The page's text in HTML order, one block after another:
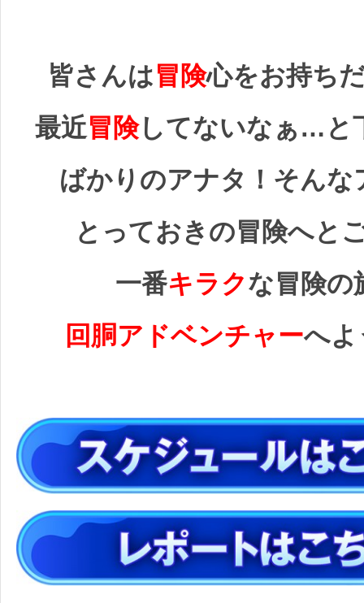
皆さんは冒険心をお持ち
最近冒険してないなぁ…と
ばかりのアナタ！そんな
とっておきの冒険へと
一番キラクな冒険の
回胴アドベンチャーへ